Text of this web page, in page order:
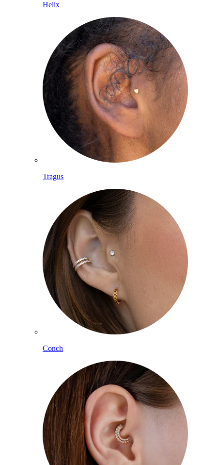
Helix
Tragus
Conch